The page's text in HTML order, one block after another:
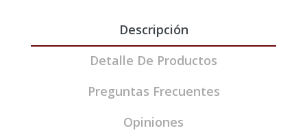
Descripción
Detalle De Productos
Preguntas Frecuentes
Opiniones